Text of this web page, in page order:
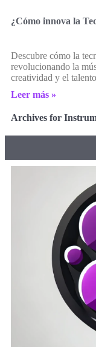
¿Cómo innova la
Descubre cómo la
revolucionando la
creatividad y el
Leer más »
Archives for